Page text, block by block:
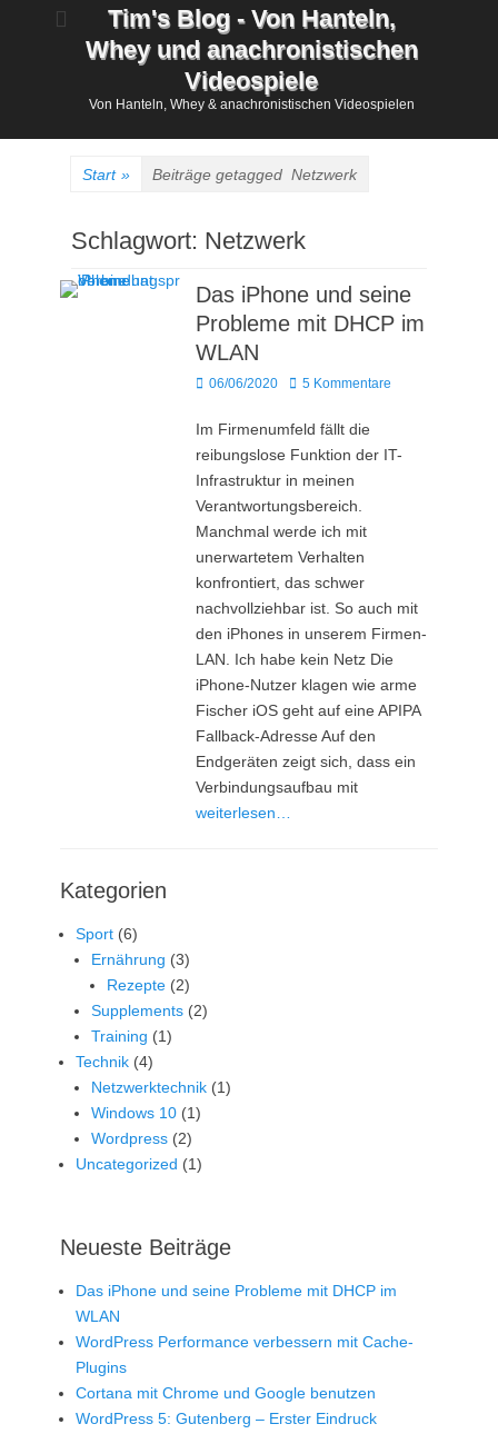
Tim's Blog - Von Hanteln,
Whey und anachronistischen
Videospiele
Von Hanteln, Whey & anachronistischen Videospielen
Start » Beiträge getagged Netzwerk
Schlagwort: Netzwerk
Das iPhone und seine
Probleme mit DHCP im
WLAN
Posted
06/06/2020 5 Kommentare
Im Firmenumfeld fällt die
reibungslose Funktion der IT-
Infrastruktur in meinen
Verantwortungsbereich.
Manchmal werde ich mit
unerwartetem Verhalten
konfrontiert, das schwer
nachvollziehbar ist. So auch mit
den iPhones in unserem Firmen-
LAN. Ich habe kein Netz Die
iPhone-Nutzer klagen wie arme
Fischer iOS geht auf eine APIPA
Fallback-Adresse Auf den
Endgeräten zeigt sich, dass ein
Verbindungsaufbau mit
weiterlesen…
Kategorien
Sport (6)
Ernährung (3)
Rezepte (2)
Supplements (2)
Training (1)
Technik (4)
Netzwerktechnik (1)
Windows 10 (1)
Wordpress (2)
Uncategorized (1)
Neueste Beiträge
Das iPhone und seine Probleme mit DHCP im
WLAN
WordPress Performance verbessern mit Cache-
Plugins
Cortana mit Chrome und Google benutzen
WordPress 5: Gutenberg – Erster Eindruck